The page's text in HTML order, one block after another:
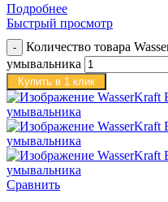
Подробнее
Быстрый просмотр
Количество товара
умывальника
Купить в 1 клик
Сравнить